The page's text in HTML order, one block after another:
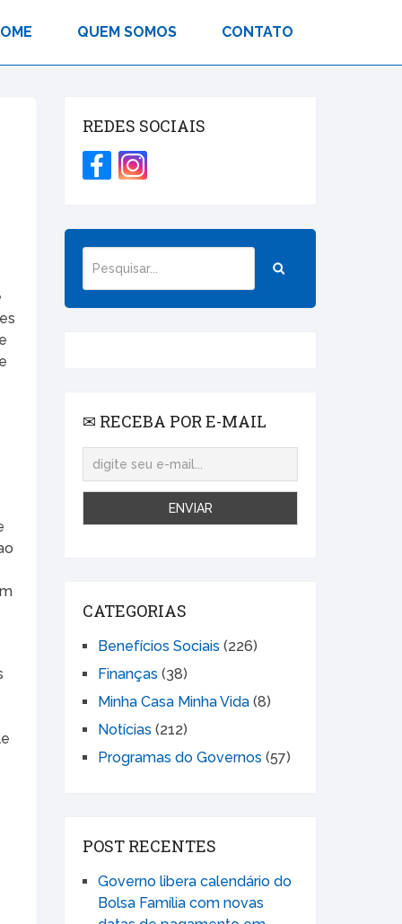
QUEM SOMOS CONTATO
REDES SOCIAIS
✉ RECEBA POR E-MAIL
CATEGORIAS
Benefícios Sociais (226)
Finanças (38)
Minha Casa Minha Vida (8)
Notícias (212)
Programas do Governos (57)
POST RECENTES
Governo libera calendário do
Bolsa Família com novas